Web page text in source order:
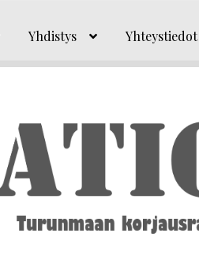
Yhdistys Yhteystiedot